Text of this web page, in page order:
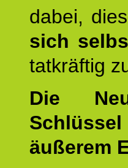
dabei,
sich
tatkräftig
Die
äußerem